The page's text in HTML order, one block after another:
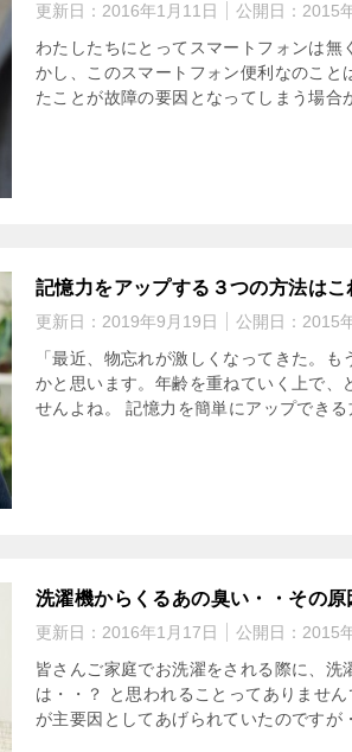
更新日： 2016年1月11日 公開日： 2015
わたしたちにとってスマートフォンは
かし、このスマートフォン便利なのこと
たことが故障の要因となってしまう場
記憶力をアップする３つの方法は
更新日： 2019年9月19日 公開日： 2015
「最近、物忘れが激しくなってきた。
かと思います。年齢を重ねていく上で、
せんよね。 記憶力を簡単にアップでき
洗濯機からくるあの臭い・・その
更新日： 2016年1月17日 公開日： 2015
皆さんご家庭でお洗濯をされる際に、
は・・？ と思われることってありませ
が主要因としてあげられていたのです